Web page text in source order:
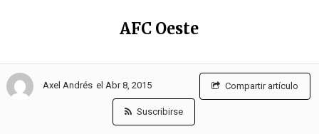
Axel Andrés el Abr 8, 2015 Compartir artículo
Suscribirse
AFC Oeste
Denver Broncos
Ronda 2, Pick 4 (36): Derek Wolfe (DT,